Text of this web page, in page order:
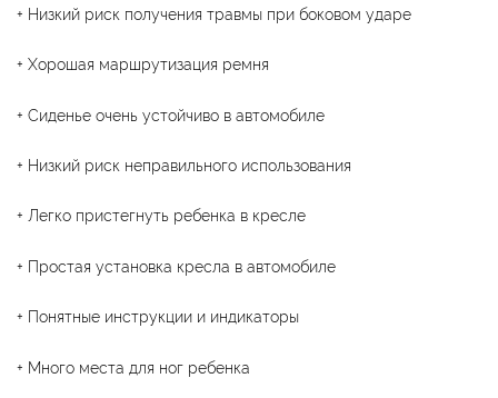
+ Низкий риск получения травмы при боковом ударе
+ Хорошая маршрутизация ремня
+ Сиденье очень устойчиво в автомобиле
+ Низкий риск неправильного использования
+ Легко пристегнуть ребенка в кресле
+ Простая установка кресла в автомобиле
+ Понятные инструкции и индикаторы
+ Много места для ног ребенка